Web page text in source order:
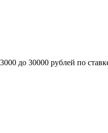
до 30000 рублей по